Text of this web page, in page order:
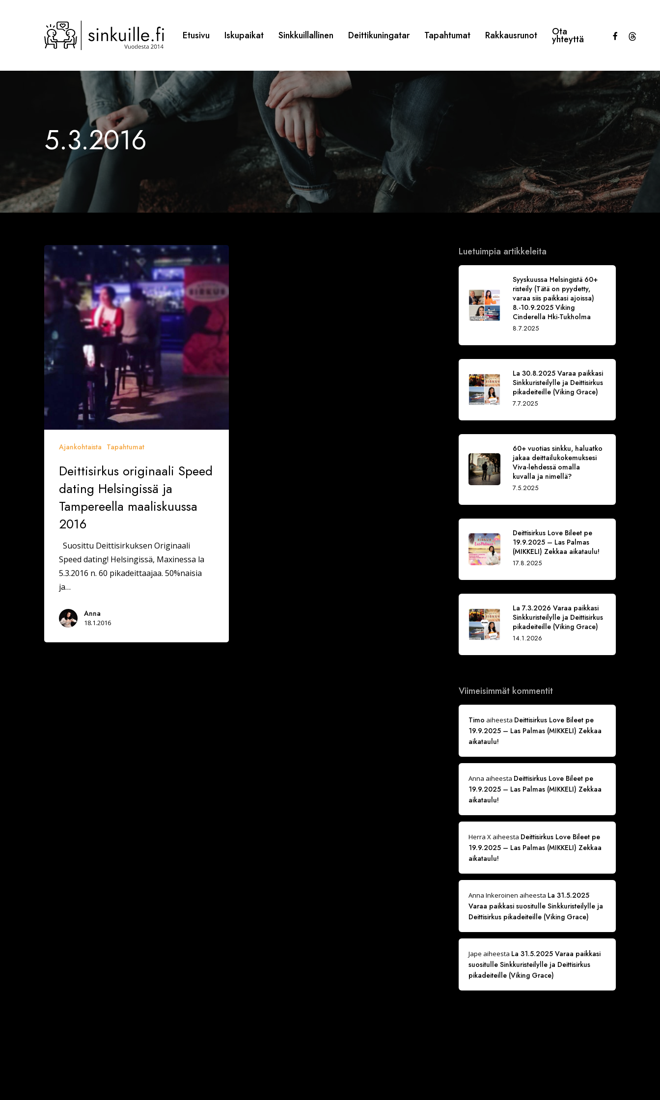
Etusivu Iskupaikat Sinkkuillallinen Deittikuningatar Tapahtumat Rakkausrunot Ota
yhteyttä facebookthreads
5.3.2016
Deittisirkus
originaali
Speed
dating
Helsingissä
ja
Tampereella
maaliskuussa
2016
Ajankohtaista Tapahtumat
Deittisirkus originaali Speed
dating Helsingissä ja
Tampereella maaliskuussa
2016
Suosittu Deittisirkuksen Originaali
Speed dating! Helsingissä, Maxinessa la
5.3.2016 n. 60 pikadeittaajaa. 50%naisia
ja…
Anna
18.1.2016
Luetuimpia artikkeleita
Syyskuussa Helsingistä 60+
risteily (Tätä on pyydetty,
varaa siis paikkasi ajoissa)
8.-10.9.2025 Viking
Cinderella Hki-Tukholma
8.7.2025
La 30.8.2025 Varaa paikkasi
Sinkkuristeilylle ja Deittisirkus
pikadeiteille (Viking Grace)
7.7.2025
60+ vuotias sinkku, haluatko
jakaa deittailukokemuksesi
Viva-lehdessä omalla
kuvalla ja nimellä?
7.5.2025
Deittisirkus Love Bileet pe
19.9.2025 – Las Palmas
(MIKKELI) Zekkaa aikataulu!
17.8.2025
La 7.3.2026 Varaa paikkasi
Sinkkuristeilylle ja Deittisirkus
pikadeiteille (Viking Grace)
14.1.2026
Viimeisimmät kommentit
Timo aiheesta Deittisirkus Love Bileet pe
19.9.2025 – Las Palmas (MIKKELI) Zekkaa
aikataulu!
Anna aiheesta Deittisirkus Love Bileet pe
19.9.2025 – Las Palmas (MIKKELI) Zekkaa
aikataulu!
Herra Xaiheesta Deittisirkus Love Bileet pe
19.9.2025 – Las Palmas (MIKKELI) Zekkaa
aikataulu!
Anna Inkeroinen aiheesta La 31.5.2025
Varaa paikkasi suositulle Sinkkuristeilylle ja
Deittisirkus pikadeiteille (Viking Grace)
Jape aiheesta La 31.5.2025 Varaa paikkasi
suositulle Sinkkuristeilylle ja Deittisirkus
pikadeiteille (Viking Grace)